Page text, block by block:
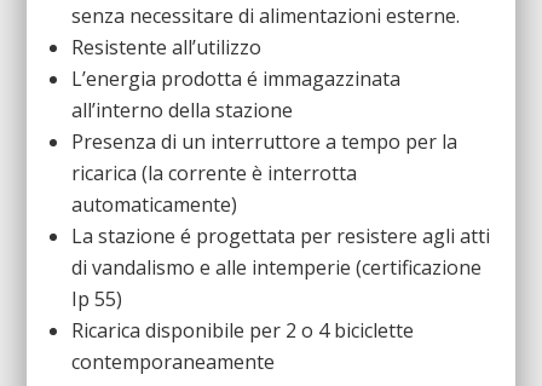
senza necessitare di alimentazioni esterne.
Resistente all’utilizzo
L’energia prodotta é immagazzinata
all’interno della stazione
Presenza di un interruttore a tempo per la
ricarica (la corrente è interrotta
automaticamente)
La stazione é progettata per resistere agli atti
di vandalismo e alle intemperie (certificazione
Ip 55)
Ricarica disponibile per 2 o 4 biciclette
contemporaneamente